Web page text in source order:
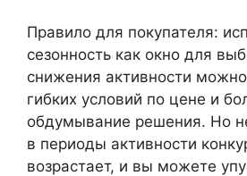
Правило для покупателя:
сезонность как окно для
снижения активности
гибких условий по цене и
обдумывание решения. Но
в периоды активности
возрастает, и вы можете